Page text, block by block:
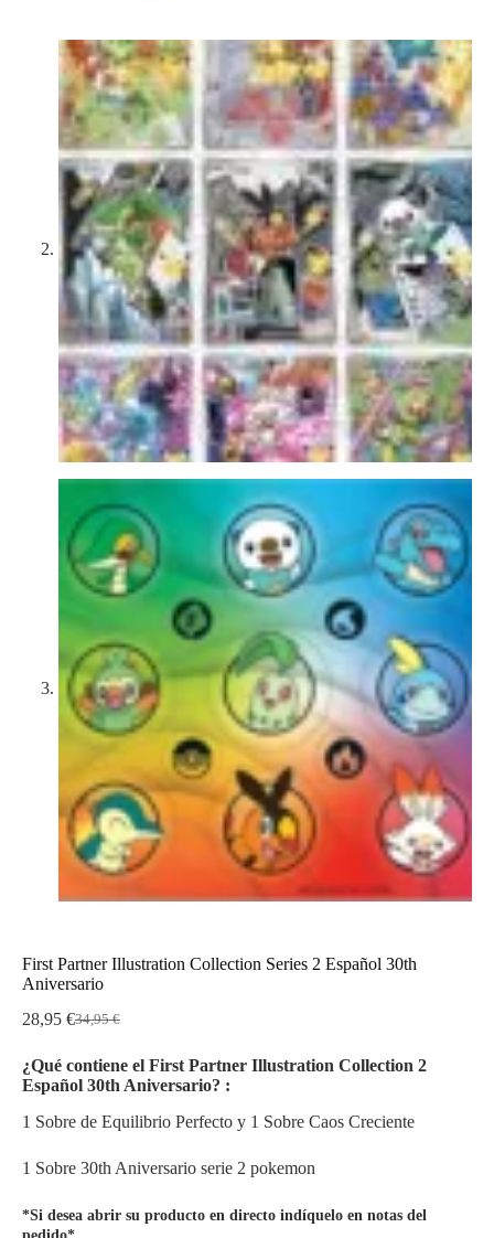
First Partner Illustration Collection Series 2 Español 30th
Aniversario
34,95€
El
original
era:
28,95 €El
actual
es:
¿Qué contiene el First Partner Illustration Collection 2
Español 30th Aniversario? :
1 Sobre de Equilibrio Perfecto y 1 Sobre Caos Creciente
1 Sobre 30th Aniversario serie 2 pokemon
*Si desea abrir su producto en directo indíquelo en notas del